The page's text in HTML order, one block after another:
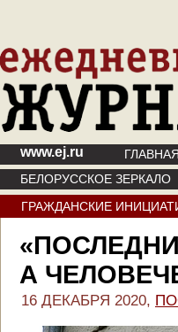
www.ej.ru ГЛАВНАЯ
БЕЛОРУССКОЕ ЗЕРКАЛО
ГРАЖДАНСКИЕ
А
16 ДЕКАБРЯ 2020,